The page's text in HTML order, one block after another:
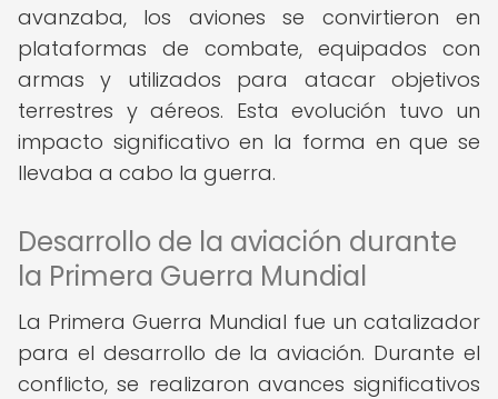
avanzaba, los aviones se convirtieron en
plataformas de combate, equipados con
armas y utilizados para atacar objetivos
terrestres y aéreos. Esta evolución tuvo un
impacto significativo en la forma en que se
llevaba a cabo la guerra.
Desarrollo de la aviación durante
la Primera Guerra Mundial
La Primera Guerra Mundial fue un catalizador
para el desarrollo de la aviación. Durante el
conflicto, se realizaron avances significativos